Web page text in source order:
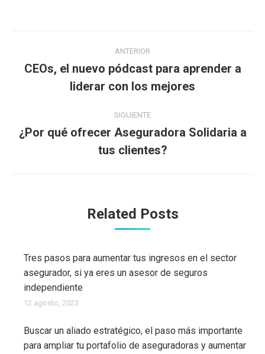
Navegación
entre
publicaciones
ANTERIOR
Publicación
anterior:
CEOs, el nuevo pódcast para aprender a
liderar con los mejores
SIGUIENTE
Publicación
siguiente:
¿Por qué ofrecer Aseguradora Solidaria a
tus clientes?
Related Posts
Tres pasos para aumentar tus ingresos en el sector
asegurador, si ya eres un asesor de seguros
independiente
12 agosto, 2023
Buscar un aliado estratégico, el paso más importante
para ampliar tu portafolio de aseguradoras y aumentar